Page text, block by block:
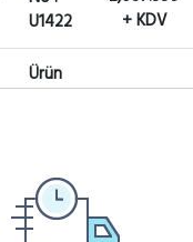
U1422
+ KDV
Ürün
1,500.44₺
Ürün
No :
U1419